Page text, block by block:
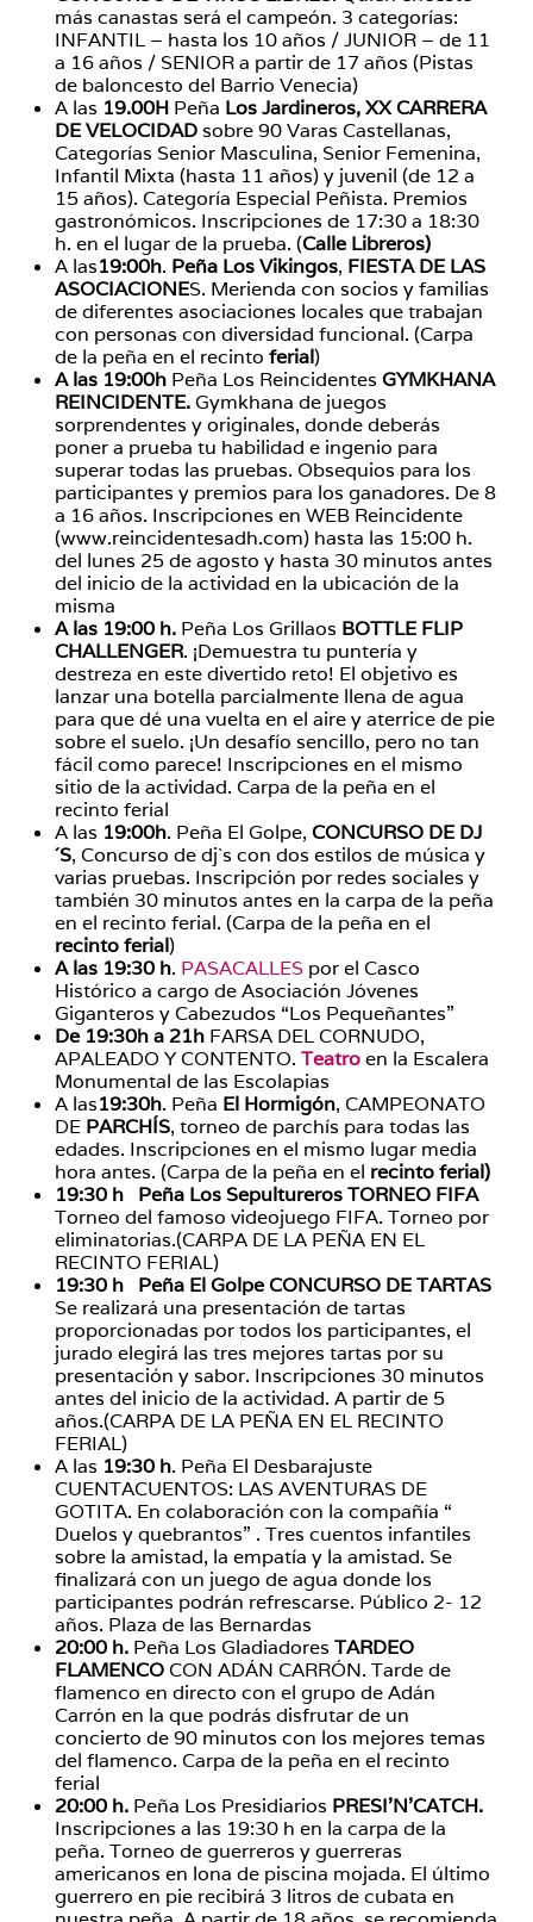
más canastas será el campeón. 3 categorías:
INFANTIL – hasta los 10 años / JUNIOR – de 11
a 16 años / SENIOR a partir de 17 años (Pistas
de baloncesto del Barrio Venecia)
A las 19.00H Peña Los Jardineros, XX CARRERA
DE VELOCIDADsobre 90 Varas Castellanas,
Categorías Senior Masculina, Senior Femenina,
Infantil Mixta (hasta 11 años) y juvenil (de 12 a
15 años). Categoría Especial Peñista. Premios
gastronómicos. Inscripciones de 17:30 a 18:30
h. en el lugar de la prueba. (Calle Libreros)
A las19:00h. Peña Los Vikingos, FIESTA DE LAS
ASOCIACIONES. Merienda con socios y familias
de diferentes asociaciones locales que trabajan
con personas con diversidad funcional. (Carpa
de la peña en el recinto ferial)
A las 19:00h Peña Los Reincidentes GYMKHANA
REINCIDENTE.Gymkhana de juegos
sorprendentes y originales, donde deberás
poner a prueba tu habilidad e ingenio para
superar todas las pruebas. Obsequios para los
participantes y premios para los ganadores. De 8
a 16 años. Inscripciones en WEB Reincidente
(www.reincidentesadh.com) hasta las 15:00 h.
del lunes 25 de agosto y hasta 30 minutos antes
del inicio de la actividad en la ubicación de la
misma
A las 19:00 h. Peña Los Grillaos BOTTLE FLIP
CHALLENGER. ¡Demuestra tu puntería y
destreza en este divertido reto! El objetivo es
lanzar una botella parcialmente llena de agua
para que dé una vuelta en el aire y aterrice de pie
sobre el suelo. ¡Un desafío sencillo, pero no tan
fácil como parece! Inscripciones en el mismo
sitio de la actividad. Carpa de la peña en el
recinto ferial
A las 19:00h. Peña El Golpe, CONCURSO DE DJ
´S, Concurso de dj`s con dos estilos de música y
varias pruebas. Inscripción por redes sociales y
también 30 minutos antes en la carpa de la peña
en el recinto ferial. (Carpa de la peña en el
recinto ferial)
A las 19:30 h. PASACALLES por el Casco
Histórico a cargo de Asociación Jóvenes
Giganteros y Cabezudos “Los Pequeñantes”
De 19:30h a 21h FARSA DEL CORNUDO,
APALEADO Y CONTENTO. Teatroen la Escalera
Monumental de las Escolapias
A las19:30h. Peña El Hormigón, CAMPEONATO
DE PARCHÍS, torneo de parchís para todas las
edades. Inscripciones en el mismo lugar media
hora antes. (Carpa de la peña en el recinto ferial)
19:30 h Peña Los Sepultureros TORNEO FIFA
Torneo del famoso videojuego FIFA. Torneo por
eliminatorias.(CARPA DE LA PEÑA EN EL
RECINTO FERIAL)
19:30 h Peña El Golpe CONCURSO DE TARTAS
Se realizará una presentación de tartas
proporcionadas por todos los participantes, el
jurado elegirá las tres mejores tartas por su
presentación y sabor. Inscripciones 30 minutos
antes del inicio de la actividad. A partir de 5
años.(CARPA DE LA PEÑA EN EL RECINTO
FERIAL)
A las 19:30 h. Peña El Desbarajuste
CUENTACUENTOS: LAS AVENTURAS DE
GOTITA. En colaboración con la compañía “
Duelos y quebrantos” . Tres cuentos infantiles
sobre la amistad, la empatía y la amistad. Se
finalizará con un juego de agua donde los
participantes podrán refrescarse. Público 2- 12
años. Plaza de las Bernardas
20:00 h. Peña Los Gladiadores TARDEO
FLAMENCO CON ADÁN CARRÓN. Tarde de
flamenco en directo con el grupo de Adán
Carrón en la que podrás disfrutar de un
concierto de 90 minutos con los mejores temas
del flamenco. Carpa de la peña en el recinto
ferial
20:00 h. Peña Los Presidiarios PRESI’N’CATCH.
Inscripciones a las 19:30 h en la carpa de la
peña. Torneo de guerreros y guerreras
americanos en lona de piscina mojada. El último
guerrero en pie recibirá 3 litros de cubata en